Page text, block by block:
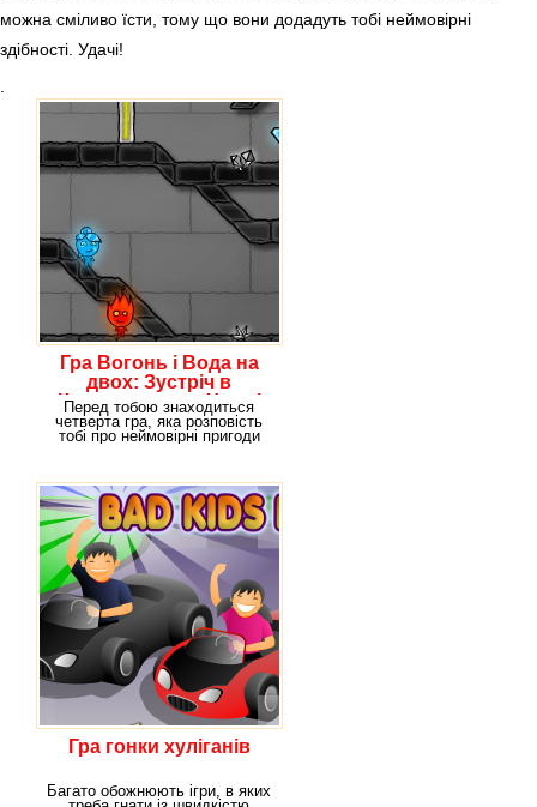
можна сміливо їсти, тому що вони додадуть тобі неймовірні
здібності. Удачі!
Гра Вогонь і Вода на
двох: Зустріч в
Кришталевому Храмі
Перед тобою знаходиться
четверта гра, яка розповість
тобі про неймовірні пригоди
Гра гонки хуліганів
Багато обожнюють ігри, в яких